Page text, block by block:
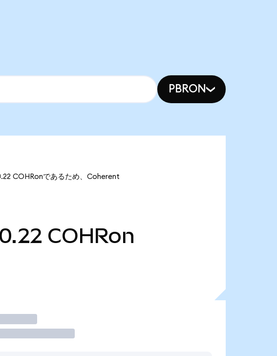
PBRON
COHRonであるため、Coherent
COHRon